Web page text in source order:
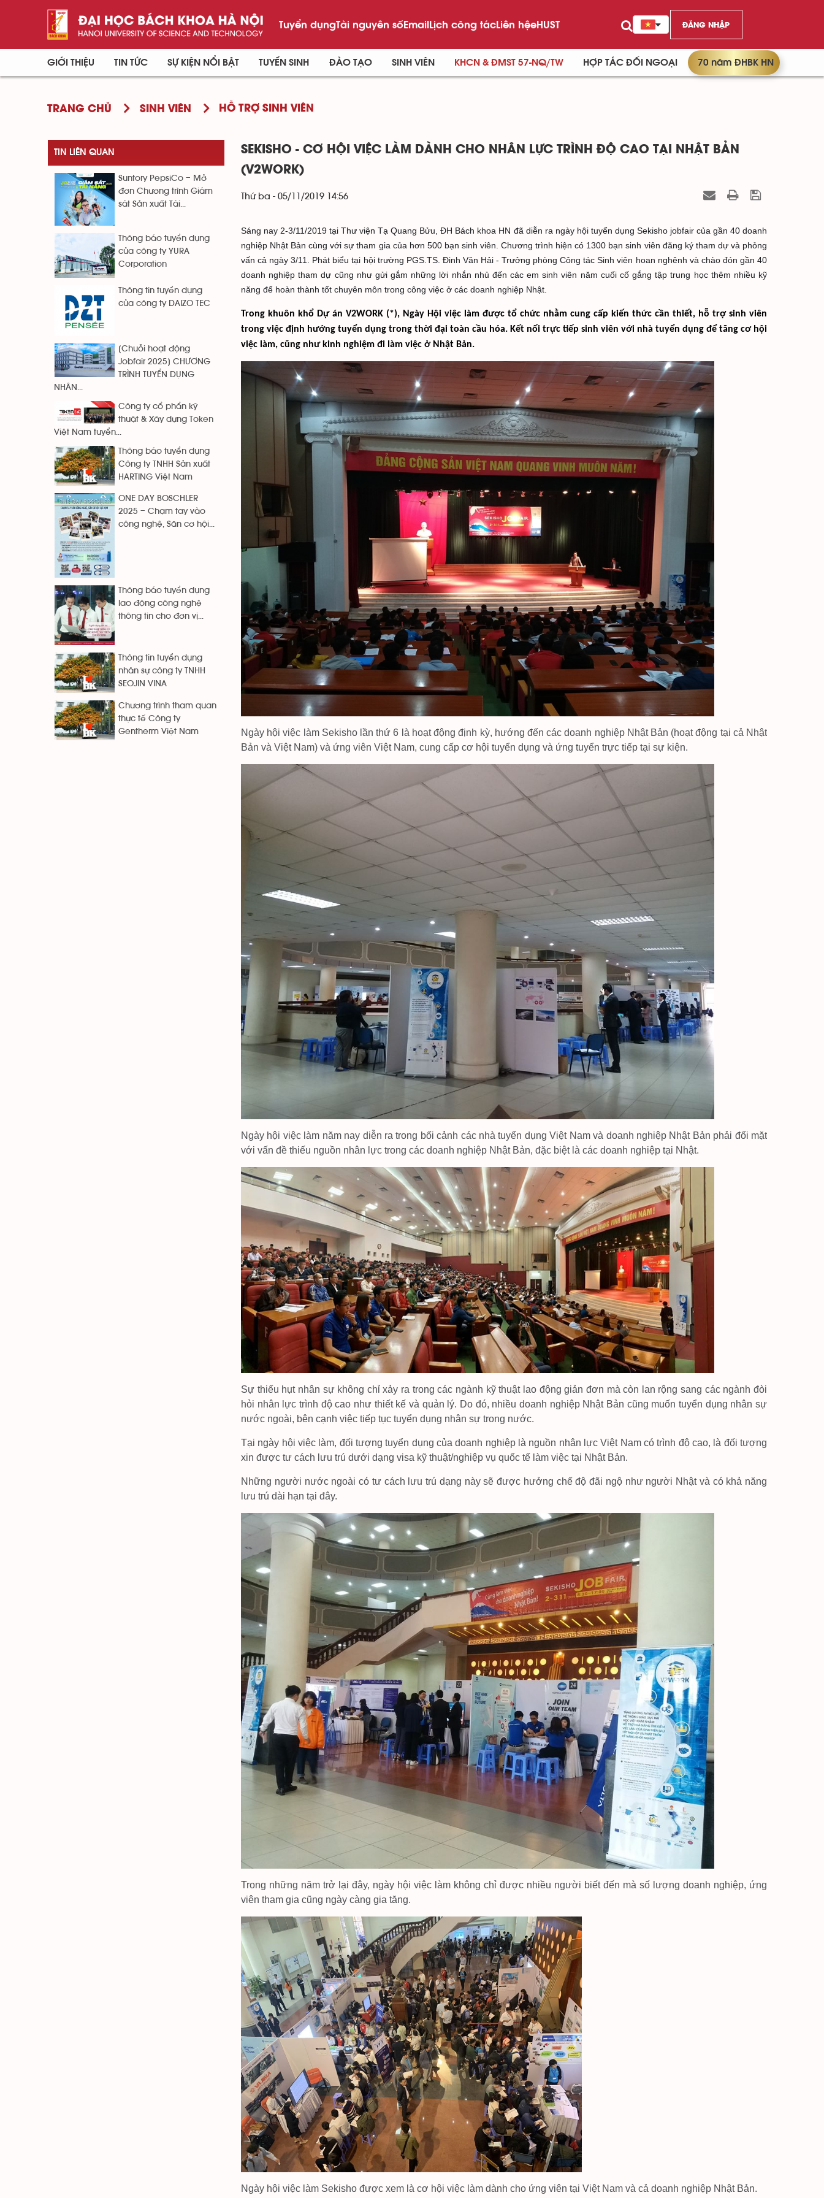
Tuyển dụngTài nguyên sốEmailLịch công tácLiên hệeHUST ĐĂNG NHẬP
GIỚI THIỆU TIN TỨC SỰ KIỆN NỔI BẬT TUYỂN SINH ĐÀO TẠO SINH VIÊN KHCN & ĐMST 57-NQ/TW HỢP TÁC ĐỐI NGOẠI 70 năm ĐHBK HN
TRANG CHỦ SINH VIÊN HỖ TRỢ SINH VIÊN
SEKISHO - CƠ HỘI VIỆC LÀM DÀNH CHO NHÂN LỰC TRÌNH ĐỘ CAO TẠI NHẬT BẢN
(V2WORK)
Thứ ba - 05/11/2019 14:56
Sáng nay 2-3/11/2019 tại Thư viện Tạ Quang Bửu, ĐH Bách khoa HN đã diễn ra ngày hội tuyển dụng Sekisho jobfair của gần 40 doanh
nghiệp Nhật Bản cùng với sự tham gia của hơn 500 bạn sinh viên. Chương trình hiện có 1300 bạn sinh viên đăng ký tham dự và phỏng
vấn cả ngày 3/11. Phát biểu tại hội trường PGS.TS. Đinh Văn Hải - Trưởng phòng Công tác Sinh viên hoan nghênh và chào đón gần 40
doanh nghiệp tham dự cũng như gửi gắm những lời nhắn nhủ đến các em sinh viên năm cuối cố gắng tập trung học thêm nhiều kỹ
năng để hoàn thành tốt chuyên môn trong công việc ở các doanh nghiệp Nhật.
Trong khuôn khổ Dự án V2WORK (*), Ngày Hội việc làm được tổ chức nhằm cung cấp kiến thức cần thiết, hỗ trợ sinh viên
trong việc định hướng tuyển dụng trong thời đại toàn cầu hóa. Kết nối trực tiếp sinh viên với nhà tuyển dụng để tăng cơ hội
việc làm, cũng như kinh nghiệm đi làm việc ở Nhật Bản.
Ngày hội việc làm Sekisho lần thứ 6 là hoạt động định kỳ, hướng đến các doanh nghiệp Nhật Bản (hoạt động tại cả Nhật
Bản và Việt Nam) và ứng viên Việt Nam, cung cấp cơ hội tuyển dụng và ứng tuyển trực tiếp tại sự kiện.
Ngày hội việc làm năm nay diễn ra trong bối cảnh các nhà tuyển dụng Việt Nam và doanh nghiệp Nhật Bản phải đối mặt
với vấn đề thiếu nguồn nhân lực trong các doanh nghiệp Nhật Bản, đặc biệt là các doanh nghiệp tại Nhật.
Sự thiếu hụt nhân sự không chỉ xảy ra trong các ngành kỹ thuật lao động giản đơn mà còn lan rộng sang các ngành đòi
hỏi nhân lực trình độ cao như thiết kế và quản lý. Do đó, nhiều doanh nghiệp Nhật Bản cũng muốn tuyển dụng nhân sự
nước ngoài, bên cạnh việc tiếp tục tuyển dụng nhân sự trong nước.
Tại ngày hội việc làm, đối tượng tuyển dụng của doanh nghiệp là nguồn nhân lực Việt Nam có trình độ cao, là đối tượng
xin được tư cách lưu trú dưới dạng visa kỹ thuật/nghiệp vụ quốc tế làm việc tại Nhật Bản.
Những người nước ngoài có tư cách lưu trú dạng này sẽ được hưởng chế độ đãi ngộ như người Nhật và có khả năng
lưu trú dài hạn tại đây.
Trong những năm trở lại đây, ngày hội việc làm không chỉ được nhiều người biết đến mà số lượng doanh nghiệp, ứng
viên tham gia cũng ngày càng gia tăng.
Ngày hội việc làm Sekisho được xem là cơ hội việc làm dành cho ứng viên tại Việt Nam và cả doanh nghiệp Nhật Bản.
TIN LIÊN QUAN
Suntory PepsiCo – Mở
đơn Chương trình Giám
sát Sản xuất Tài...
Thông báo tuyển dụng
của công ty YURA
Corporation
Thông tin tuyển dụng
của công ty DAIZO TEC
[Chuỗi hoạt động
Jobfair 2025] CHƯƠNG
TRÌNH TUYỂN DỤNG
NHÂN...
Công ty cổ phẩn kỹ
thuật & Xây dựng Token
Việt Nam tuyển...
Thông báo tuyển dụng
Công ty TNHH Sản xuất
HARTING Việt Nam
ONE DAY BOSCHLER
2025 – Chạm tay vào
công nghệ, Săn cơ hội...
Thông báo tuyển dụng
lao động công nghệ
thông tin cho đơn vị...
Thông tin tuyển dụng
nhân sự công ty TNHH
SEOJIN VINA
Chương trình tham quan
thực tế Công ty
Gentherm Việt Nam